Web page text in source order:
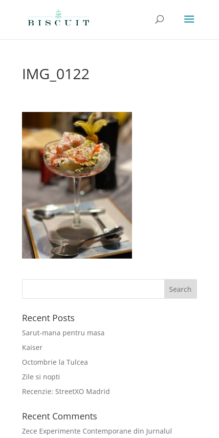
IMG_0122
Recent Posts
Sarut-mana pentru masa
Kaiser
Octombrie la Tulcea
Zile si nopti
Recenzie: StreetXO Madrid
Recent Comments
Zece Experimente Contemporane din Jurnalul